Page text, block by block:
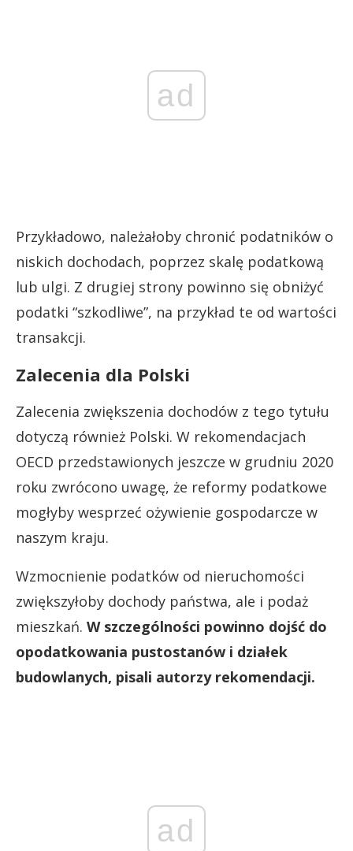
ad
Przykładowo, należałoby chronić podatników o
niskich dochodach, poprzez skalę podatkową
lub ulgi. Z drugiej strony powinno się obniżyć
podatki “szkodliwe”, na przykład te od wartości
transakcji.
Zalecenia dla Polski
Zalecenia zwiększenia dochodów z tego tytułu
dotyczą również Polski. W rekomendacjach
OECD przedstawionych jeszcze w grudniu 2020
roku zwrócono uwagę, że reformy podatkowe
mogłyby wesprzeć ożywienie gospodarcze w
naszym kraju.
Wzmocnienie podatków od nieruchomości
zwiększyłoby dochody państwa, ale i podaż
mieszkań. W szczególności powinno dojść do
opodatkowania pustostanów i działek
budowlanych, pisali autorzy rekomendacji.
ad